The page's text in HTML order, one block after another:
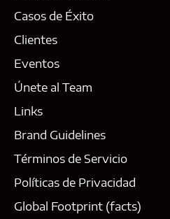
Casos de Éxito
Clientes
Eventos
Únete al Team
Links
Brand Guidelines
Términos de Servicio
Políticas de Privacidad
Global Footprint (facts)